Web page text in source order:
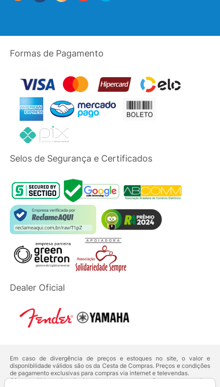
Formas de Pagamento
Selos de Segurança e Certificados
Dealer Oficial
Em caso de divergência de preços e estoques no site, o valor e
disponibilidade válidos são os da Cesta de Compras. Preços e condições
de pagamento exclusivas para compras via internet e televendas.
Ofertas válidas até o término de nossos estoques. Para compras acima